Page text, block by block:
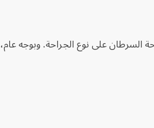
السرطان على نوع الجراحة. وبوجه